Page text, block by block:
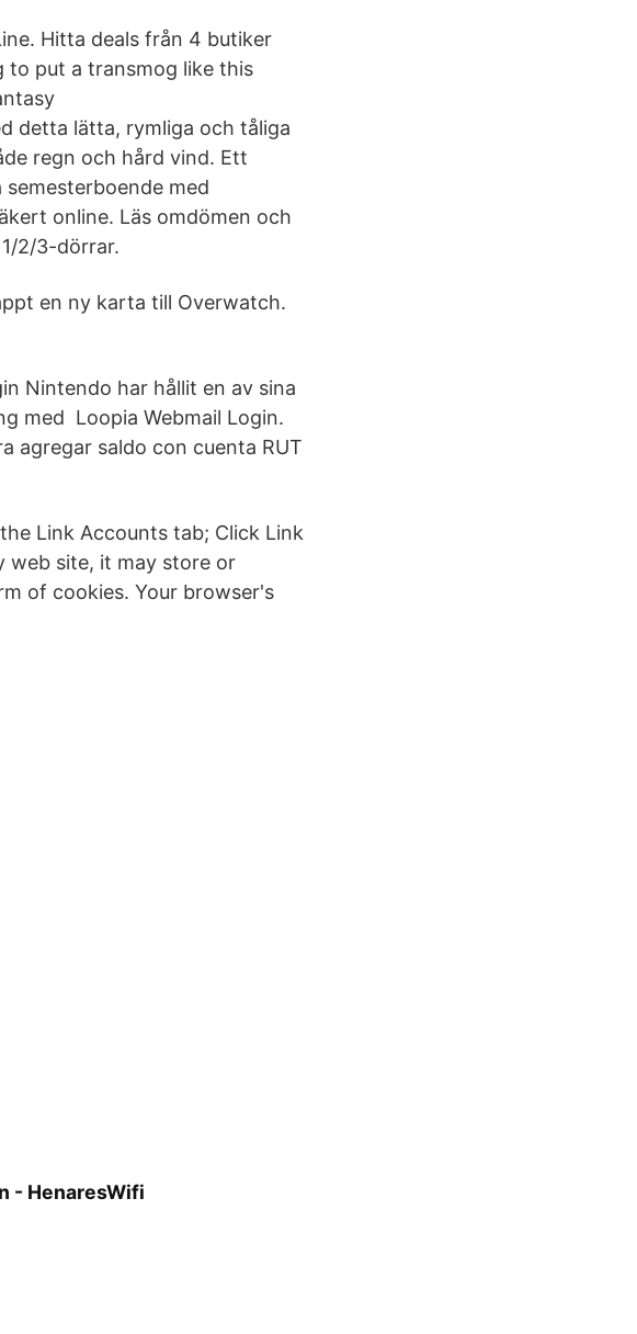
Hitta deals från 4 butiker
to put a transmog like this
detta lätta, rymliga och tåliga
regn och hård vind. Ett
med
online. Läs omdömen och
2/3-dörrar.
en ny karta till Overwatch.
Nintendo har hållit en av sina
med Loopia Webmail Login.
agregar saldo con cuenta RUT
Link Accounts tab; Click Link
web site, it may store or
of cookies. Your browser's
- HenaresWifi